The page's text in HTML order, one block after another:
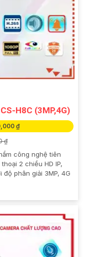
H8C (3MP,4G)
₫
₫
công nghệ tiên
2 chiều HD IP,
phân giải 3MP, 4G